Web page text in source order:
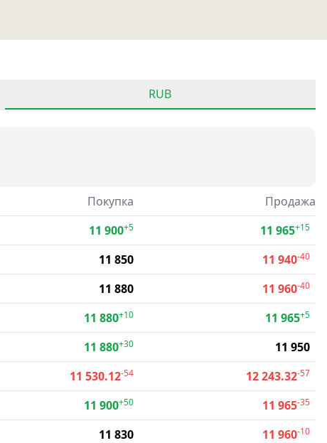
RUB
Покупка
Продажа
11 900+5 11 965+15
11 850 11 940-40
11 880 11 960-40
11 880+10 11 965+5
11 880+30
11 950
11 530.12-54 12 243.32-57
11 900+50 11 965-35
11 830 11 960-10